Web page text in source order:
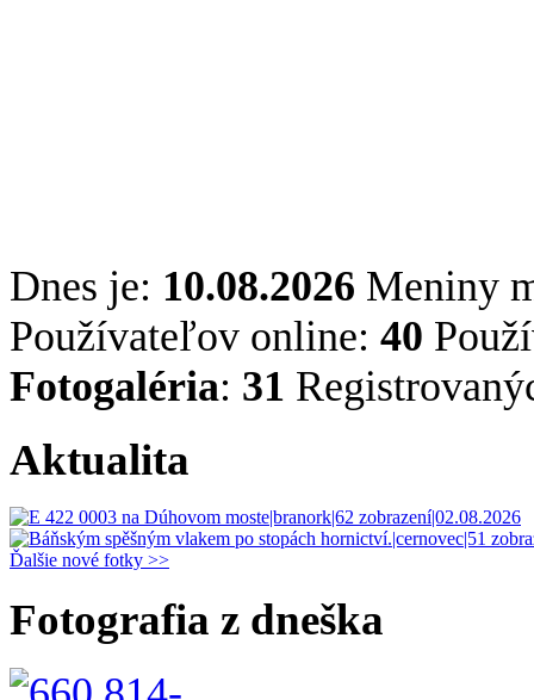
Dnes je: 10.08.2026 Meniny
Používateľov online: 40
Fotogaléria: 31
Aktualita
Ďalšie nové fotky >>
Fotografia z dneška